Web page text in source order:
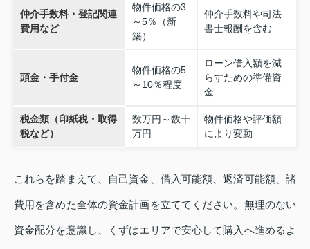
仲介手数料・登記関連
費用など
物件価格の3
～5％（新
築）
仲介手数料や司法
書士報酬を含む
頭金・手付金
物件価格の5
～10％程度
ローン借入額を減
らすための準備資
金
税金類（印紙税・取得
税など）
数万円～数十
万円
物件価格や評価額
により変動
これらを踏まえて、自己資金、借入可能額、返済可能額、諸
費用を含めた全体の資金計画を立ててください。無理のない
資金配分を意識し、くずはエリアで安心して購入へ進めるよ